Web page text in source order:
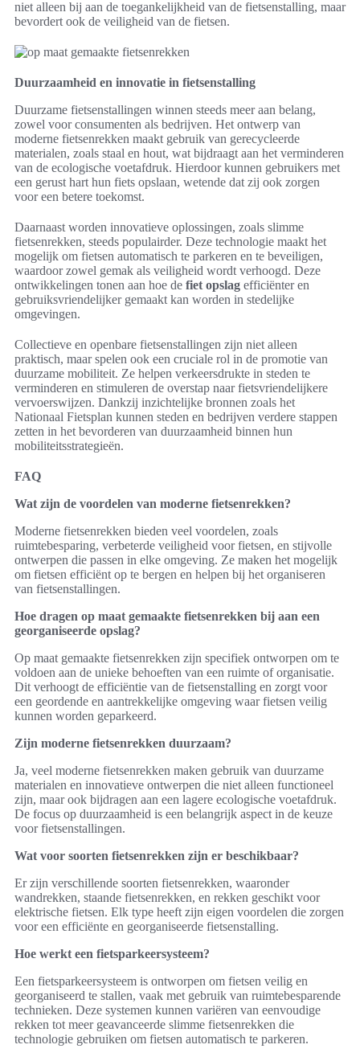
niet alleen bij aan de toegankelijkheid van de fietsenstalling, maar
bevordert ook de veiligheid van de fietsen.
Duurzaamheid en innovatie in fietsenstalling
Duurzame fietsenstallingen winnen steeds meer aan belang,
zowel voor consumenten als bedrijven. Het ontwerp van
moderne fietsenrekken maakt gebruik van gerecycleerde
materialen, zoals staal en hout, wat bijdraagt aan het verminderen
van de ecologische voetafdruk. Hierdoor kunnen gebruikers met
een gerust hart hun fiets opslaan, wetende dat zij ook zorgen
voor een betere toekomst.
Daarnaast worden innovatieve oplossingen, zoals slimme
fietsenrekken, steeds populairder. Deze technologie maakt het
mogelijk om fietsen automatisch te parkeren en te beveiligen,
waardoor zowel gemak als veiligheid wordt verhoogd. Deze
ontwikkelingen tonen aan hoe de fiet opslag efficiënter en
gebruiksvriendelijker gemaakt kan worden in stedelijke
omgevingen.
Collectieve en openbare fietsenstallingen zijn niet alleen
praktisch, maar spelen ook een cruciale rol in de promotie van
duurzame mobiliteit. Ze helpen verkeersdrukte in steden te
verminderen en stimuleren de overstap naar fietsvriendelijkere
vervoerswijzen. Dankzij inzichtelijke bronnen zoals het
Nationaal Fietsplan kunnen steden en bedrijven verdere stappen
zetten in het bevorderen van duurzaamheid binnen hun
mobiliteitsstrategieën.
FAQ
Wat zijn de voordelen van moderne fietsenrekken?
Moderne fietsenrekken bieden veel voordelen, zoals
ruimtebesparing, verbeterde veiligheid voor fietsen, en stijvolle
ontwerpen die passen in elke omgeving. Ze maken het mogelijk
om fietsen efficiënt op te bergen en helpen bij het organiseren
van fietsenstallingen.
Hoe dragen op maat gemaakte fietsenrekken bij aan een
georganiseerde opslag?
Op maat gemaakte fietsenrekken zijn specifiek ontworpen om te
voldoen aan de unieke behoeften van een ruimte of organisatie.
Dit verhoogt de efficiëntie van de fietsenstalling en zorgt voor
een geordende en aantrekkelijke omgeving waar fietsen veilig
kunnen worden geparkeerd.
Zijn moderne fietsenrekken duurzaam?
Ja, veel moderne fietsenrekken maken gebruik van duurzame
materialen en innovatieve ontwerpen die niet alleen functioneel
zijn, maar ook bijdragen aan een lagere ecologische voetafdruk.
De focus op duurzaamheid is een belangrijk aspect in de keuze
voor fietsenstallingen.
Wat voor soorten fietsenrekken zijn er beschikbaar?
Er zijn verschillende soorten fietsenrekken, waaronder
wandrekken, staande fietsenrekken, en rekken geschikt voor
elektrische fietsen. Elk type heeft zijn eigen voordelen die zorgen
voor een efficiënte en georganiseerde fietsenstalling.
Hoe werkt een fietsparkeersysteem?
Een fietsparkeersysteem is ontworpen om fietsen veilig en
georganiseerd te stallen, vaak met gebruik van ruimtebesparende
technieken. Deze systemen kunnen variëren van eenvoudige
rekken tot meer geavanceerde slimme fietsenrekken die
technologie gebruiken om fietsen automatisch te parkeren.